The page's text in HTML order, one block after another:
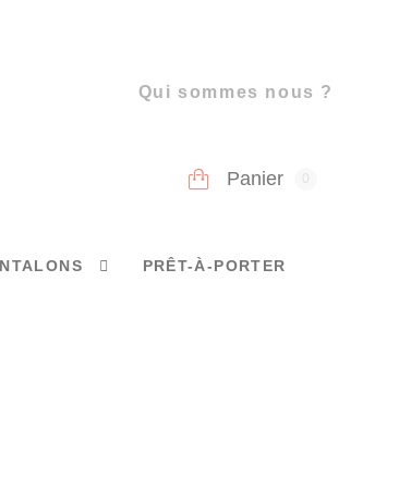
Qui sommes nous ?
Panier
PRÊT-À-PORTER